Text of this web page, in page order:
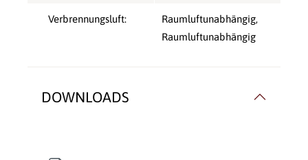
Verbrennungsluft: Raumluftunabhängig,
Raumluftunabhängig
DOWNLOADS